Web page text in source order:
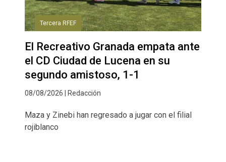
Tercera RFEF
El Recreativo Granada empata ante
el CD Ciudad de Lucena en su
segundo amistoso, 1-1
08/08/2026 | Redacción
Maza y Zinebi han regresado a jugar con el filial
rojiblanco